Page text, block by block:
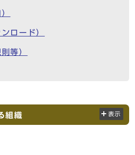
ロード）
等）
組織 表示